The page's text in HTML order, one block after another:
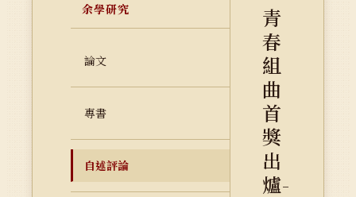
余學研究
論文
專書
自述評論
青
春
組
曲
首
獎
出
爐-